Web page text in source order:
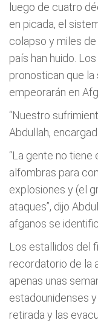
luego de cuatro
en picada, el
colapso y miles
país han huido.
pronostican que la
empeorarán en
“Nuestro
Abdullah,
“La gente no
alfombras para
explosiones y (el
ataques”, dijo
afganos se
Los estallidos del
recordatorio de la
apenas unas
estadounidenses
retirada y las